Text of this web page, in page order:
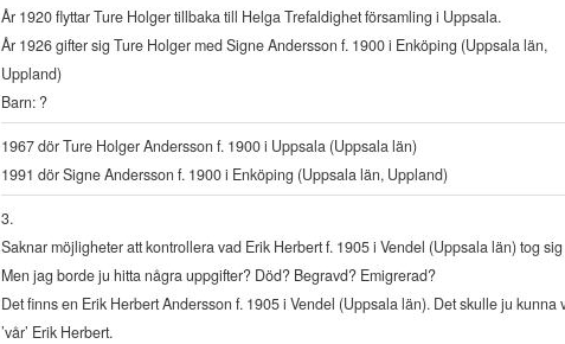
År 1920 flyttar Ture Holger tillbaka till Helga Trefaldighet församling i Uppsala.
År 1926 gifter sig Ture Holger med Signe Andersson f. 1900 i Enköping (Uppsala län,
Uppland)
Barn: ?
1967 dör Ture Holger Andersson f. 1900 i Uppsala (Uppsala län)
1991 dör Signe Andersson f. 1900 i Enköping (Uppsala län, Uppland)
3.
Saknar möjligheter att kontrollera vad Erik Herbert f. 1905 i Vendel (Uppsala län) tog sig
Men jag borde ju hitta några uppgifter? Död? Begravd? Emigrerad?
Det finns en Erik Herbert Andersson f. 1905 i Vendel (Uppsala län). Det skulle ju kunna
’vår’ Erik Herbert.